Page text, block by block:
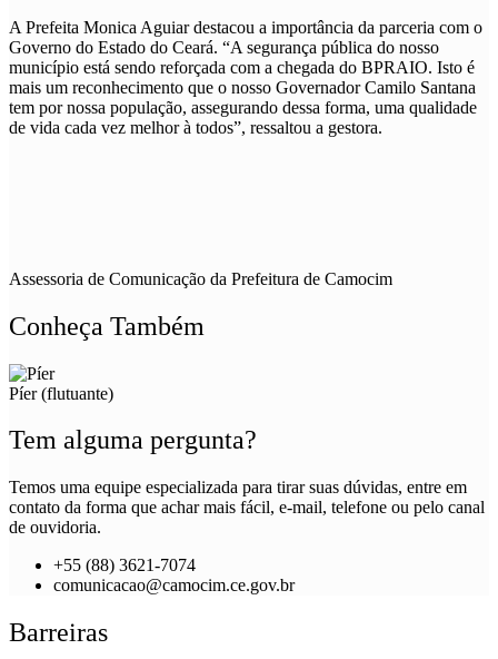
A Prefeita Monica Aguiar destacou a importância da parceria com o
Governo do Estado do Ceará. “A segurança pública do nosso
município está sendo reforçada com a chegada do BPRAIO. Isto é
mais um reconhecimento que o nosso Governador Camilo Santana
tem por nossa população, assegurando dessa forma, uma qualidade
de vida cada vez melhor à todos”, ressaltou a gestora.
Assessoria de Comunicação da Prefeitura de Camocim
Conheça Também
Píer (flutuante)
Tem alguma pergunta?
Temos uma equipe especializada para tirar suas dúvidas, entre em
contato da forma que achar mais fácil, e-mail, telefone ou pelo canal
de ouvidoria.
+55 (88) 3621-7074
comunicacao@camocim.ce.gov.br
Barreiras